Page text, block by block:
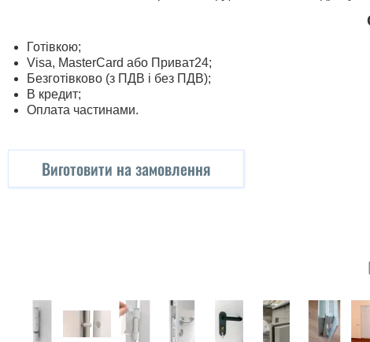
Готівкою;
Visa, MasterСard або Приват24;
Безготівково (з ПДВ і без ПДВ);
В кредит;
Оплата частинами.
Виготовити на замовлення